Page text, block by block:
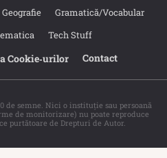
Geografie
Gramatică/Vocabular
Tech Stuff
Cookie‐urilor Contact
de semne. Nici o instituţie sau persoană
de monitorizare) nu poate reproduce
purtătoare de Drepturi de Autor.